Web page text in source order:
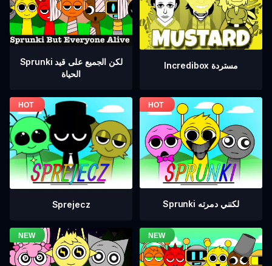
Sprunki لكن الجميع على قيد
الحياة
Incredibox مستردة
Sprejecz Sprunki لكنني دمرته